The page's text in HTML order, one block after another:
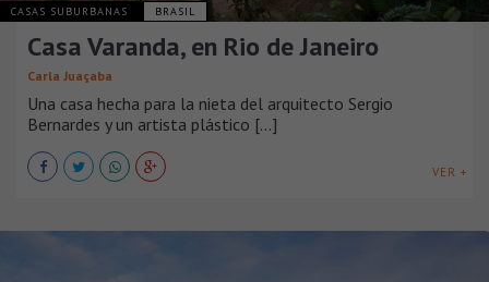
CASAS SUBURBANAS BRASIL
Casa Varanda, en Rio de Janeiro
Carla Juaçaba
Una casa hecha para la nieta del arquitecto Sergio
Bernardes y un artista plástico [...]
VER +